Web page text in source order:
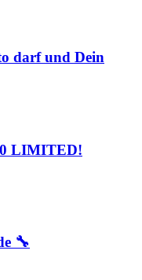
darf und Dein
LIMITED!
🔧